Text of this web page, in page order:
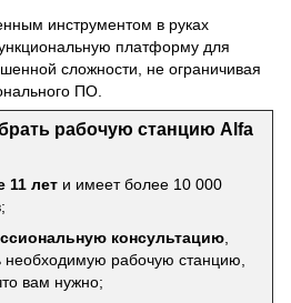
инструментом в руках
платформу для
сложности, не ограничивая
ПО.
рабочую станцию Alfa
11 лет и имеет более 10 000
консультацию,
рабочую станцию,
вам нужно;